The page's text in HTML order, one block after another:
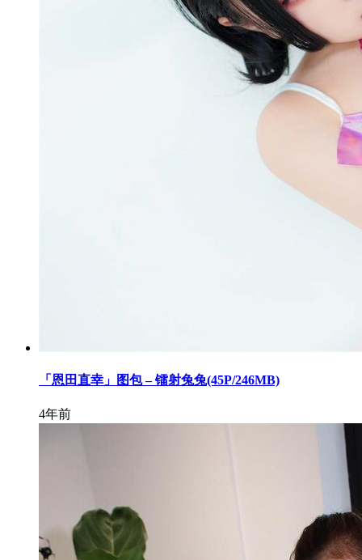
「恩田直幸」图包 – 镭射兔兔(45P/246MB)
4年前